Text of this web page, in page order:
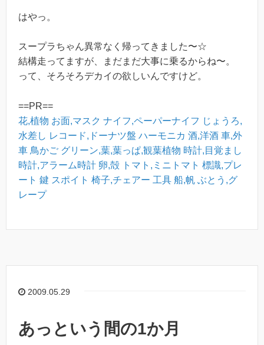
はやっ。
スープラちゃん異常なく帰ってきました〜☆
結構走ってますが、まだまだ大事に乗るからね〜。
って、そろそろデカイの欲しいんですけど。
==PR==
花,植物 お面,マスク ナイフ,ペーパーナイフ じょうろ,
水差し レコード,ドーナツ盤 ハーモニカ 酒,洋酒 車,外
車 鳥かご グリーン,葉,葉っぱ,観葉植物 時計,目覚まし
時計,アラーム時計 卵,殻 トマト,ミニトマト 標識,プレ
ート 鍵 スポイト 椅子,チェアー 工具 船,帆 ぶとう,グ
レープ
2009.05.29
あっという間の1か月